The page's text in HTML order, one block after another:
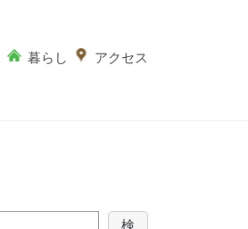
暮らし アクセス
検